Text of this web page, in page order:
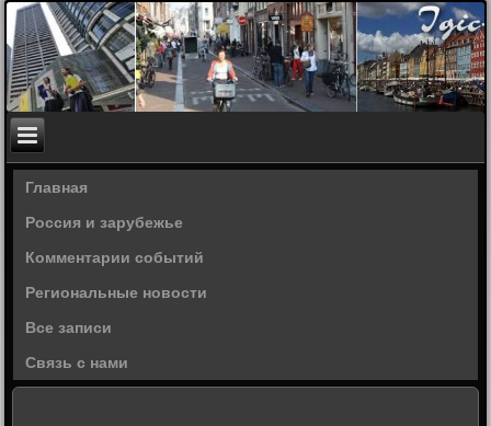
Главная
Россия и зарубежье
Комментарии событий
Региональные новости
Все записи
Связь с нами